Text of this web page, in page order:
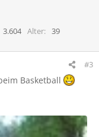
3.604 Alter
39
#3
Basketball